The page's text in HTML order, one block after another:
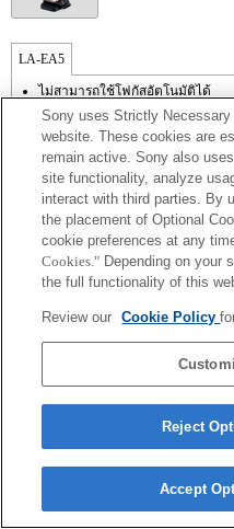
LA-EA5
ไม่สามารถใช้โฟกัสอัตโนมัติได้
มีใช้งานพร้อมอะแดปเตอร์เมาส์
ไม่รองรับ SteadyShot
เสียงการทำงานของไดอะเฟรมจะ
Terms of Use Contact Us
Sony uses Strictly
website. These cookies are
remain active. Sony also
site functionality, analyze
interact with third parties. By
the placement of Optional
cookie preferences at any
Cookies." Depending on your
the full functionality of this
Review our Cookie Policy
Reject
Accept